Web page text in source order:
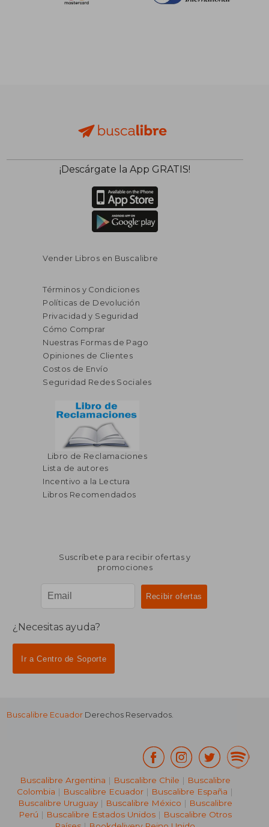
¡Descárgate la App GRATIS!
Vender Libros en Buscalibre
Términos y Condiciones
Políticas de Devolución
Privacidad y Seguridad
Cómo Comprar
Nuestras Formas de Pago
Opiniones de Clientes
Costos de Envío
Seguridad Redes Sociales
Libro de Reclamaciones
Lista de autores
Incentivo a la Lectura
Libros Recomendados
Suscríbete para recibir ofertas y
promociones
¿Necesitas ayuda?
Ir a Centro de Soporte
Buscalibre Ecuador Derechos Reservados.
Buscalibre Argentina | Buscalibre Chile | Buscalibre
Colombia | Buscalibre Ecuador | Buscalibre España |
Buscalibre Uruguay| Buscalibre México | Buscalibre
Perú | Buscalibre Estados Unidos| Buscalibre Otros